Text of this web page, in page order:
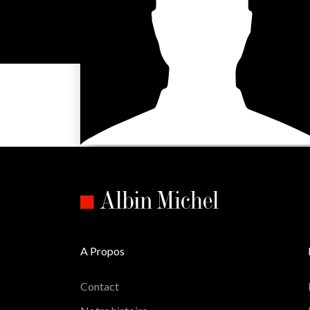
A Propos
Contact